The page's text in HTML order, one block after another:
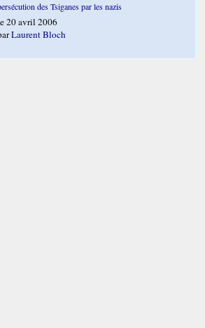
des Tsiganes par les nazis
20 avril 2006
Laurent Bloch